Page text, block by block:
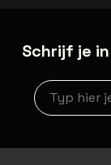
Schrijf je
Nieuwsbrief